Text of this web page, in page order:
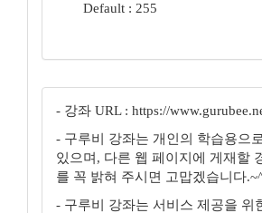
Default : 255
- 강좌 URL : https://
- 구루비 강좌는 개인의 학습용으
있으며, 다른 웹 페이지에 게재할
를 꼭 밝혀 주시면 고맙겠습니다
- 구루비 강좌는 서비스 제공을 위